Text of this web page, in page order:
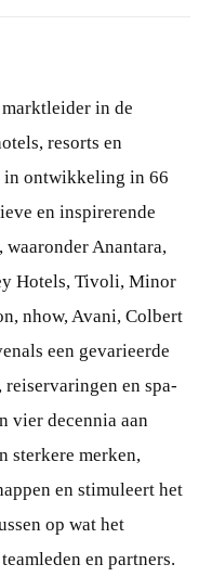
in de
resorts en
in ontwikkeling in 66
en inspirerende
Anantara,
Hotels, Tivoli, Minor
nhow, Avani, Colbert
een gevarieerde
en spa-
vier decennia aan
sterkere merken,
en stimuleert het
op wat het
en partners.